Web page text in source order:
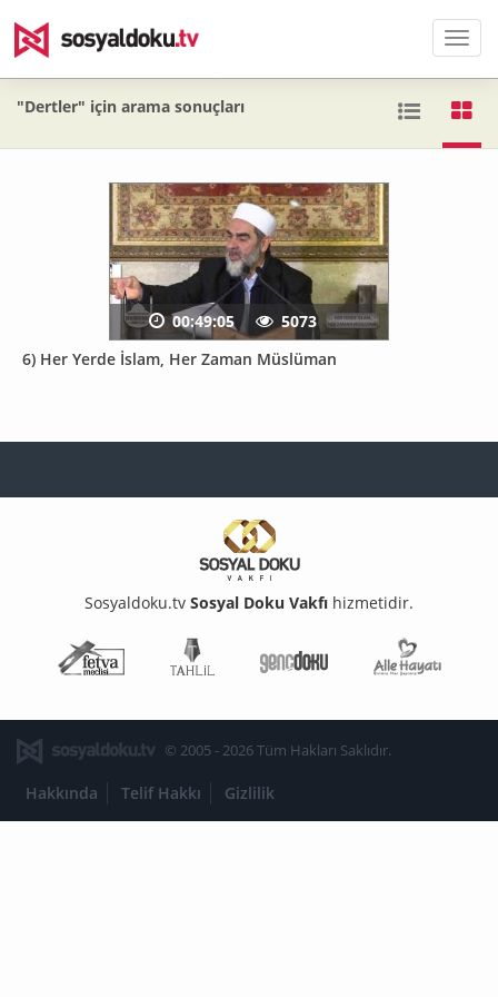
Menü
"Dertler" için arama sonuçları
6) Her Yerde İslam, Her Zaman Müslüman
00:49:05 5073
Sosyaldoku.tv Sosyal Doku Vakfı hizmetidir.
Fetva Meclisi
Genç Doku
© 2005 - 2026 Tüm Hakları Saklıdır.
Hakkında Telif Hakkı Gizlilik